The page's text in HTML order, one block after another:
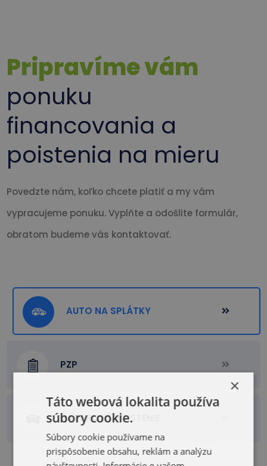
Pripravíme vám
ponuku
financovania a
poistenia na mieru
Povedzte nám, koľko chcete platiť a my vám
vypracujeme ponuku. Vyplňte a odošlite formulár,
obratom budeme vás kontaktovať.
AUTO NA SPLÁTKY
PZP
HAVARIJNÉ POISTENIE
×
Táto webová lokalita používa
súbory cookie.
Súbory cookie používame na
prispôsobenie obsahu, reklám a analýzu